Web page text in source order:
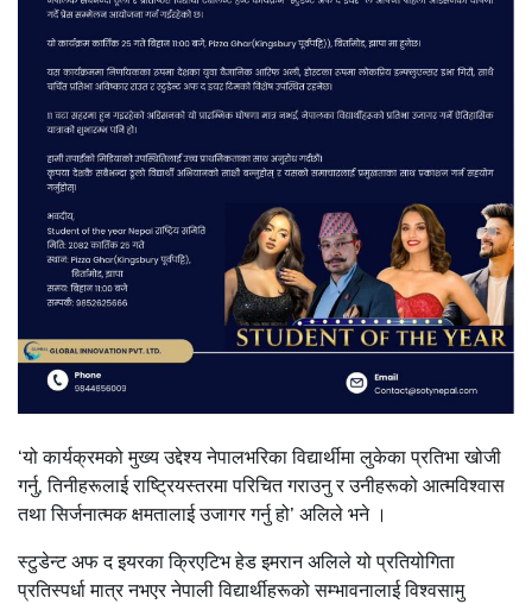
‘यो कार्यक्रमको मुख्य उद्देश्य नेपालभरिका विद्यार्थीमा लुकेका प्रतिभा खोजी
गर्नु, तिनीहरूलाई राष्ट्रियस्तरमा परिचित गराउनु र उनीहरूको आत्मविश्वास
तथा सिर्जनात्मक क्षमतालाई उजागर गर्नु हो’ अलिले भने ।
स्टुडेन्ट अफ द इयरका क्रिएटिभ हेड इमरान अलिले यो प्रतियोगिता
प्रतिस्पर्धा मात्र नभएर नेपाली विद्यार्थीहरूको सम्भावनालाई विश्वसामु